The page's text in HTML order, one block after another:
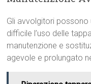
Gli avvolgitori
difficile l’uso delle
manutenzione e
agevole e prolungato